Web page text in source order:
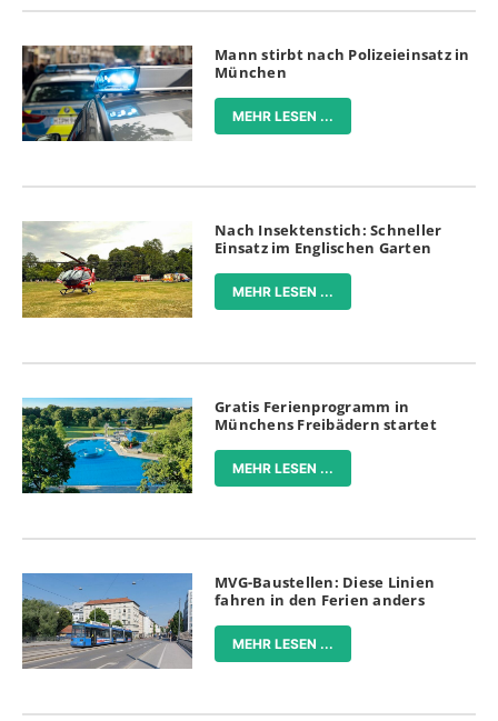
Mann stirbt nach Polizeieinsatz in
München
MEHR LESEN ...
Nach Insektenstich: Schneller
Einsatz im Englischen Garten
MEHR LESEN ...
Gratis Ferienprogramm in
Münchens Freibädern startet
MEHR LESEN ...
MVG-Baustellen: Diese Linien
fahren in den Ferien anders
MEHR LESEN ...